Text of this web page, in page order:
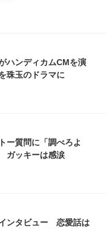
ハンディカムCMを演
珠玉のドラマに
ー質問に「調べろよ
ガッキーは感涙
インタビュー 恋愛話は